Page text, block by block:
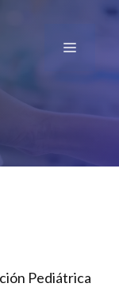
Menú
Pediátrica